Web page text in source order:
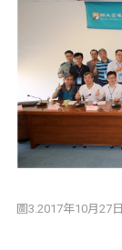
圖3.2017年10月27